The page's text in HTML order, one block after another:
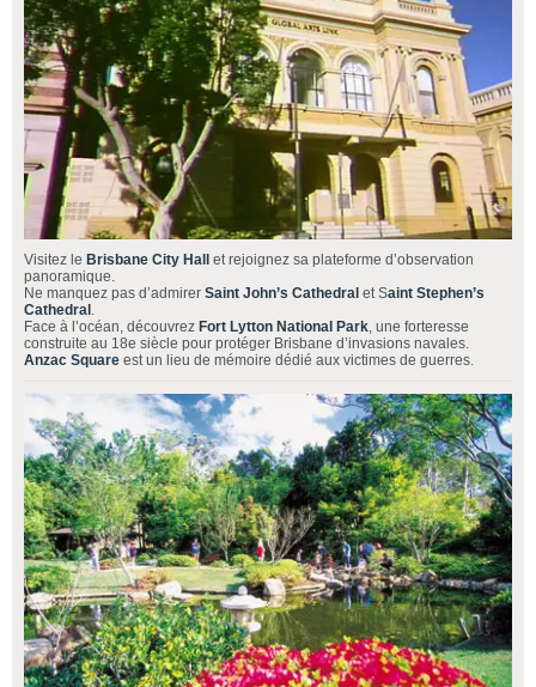
Visitez le Brisbane City Hall
et rejoignez sa plateforme d’observation
panoramique.
Ne manquez pas d’admirer Saint John’s Cathedral et Saint Stephen’s
Cathedral .
Face à l’océan, découvrez Fort Lytton National Park, une forteresse
construite au 18e siècle pour protéger Brisbane d’invasions navales.
Anzac Square est un lieu de mémoire dédié aux victimes de guerres.